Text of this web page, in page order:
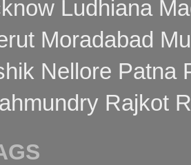
Ludhiana
Moradabad
Nellore Patna
Rajkot